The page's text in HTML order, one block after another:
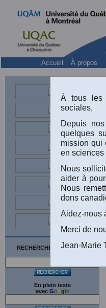
Accueil À propos
RECHERCHE SUR LE SITE
En plein texte
avec Google
À tous les
sociales,
Depuis
quelques
mission qui
en
Nous
aider à
Nous
dons
Aidez-nous
Merci de
Jean-Marie